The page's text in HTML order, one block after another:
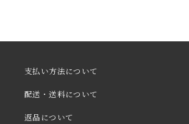
支払い方法について
配送・送料について
返品について